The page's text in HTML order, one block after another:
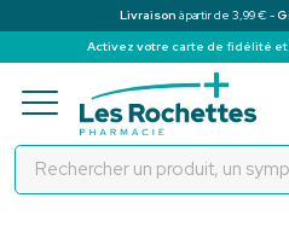
Livraison à partir de 3,99 € -
Activez votre carte de fidélité